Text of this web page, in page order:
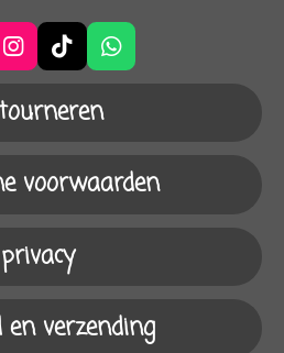
I
n
s
t
a
r
a
m
T
i
k
T
o
W
h
s
p
p
voorwaarden
privacy
en verzending